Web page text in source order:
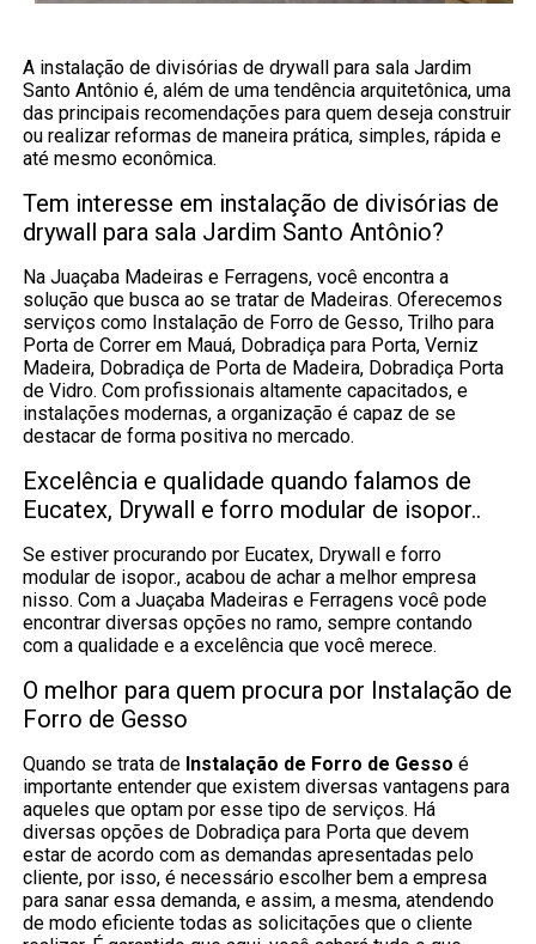
A instalação de divisórias de drywall para sala Jardim
Santo Antônio é, além de uma tendência arquitetônica, uma
das principais recomendações para quem deseja construir
ou realizar reformas de maneira prática, simples, rápida e
até mesmo econômica.
Tem interesse em instalação de divisórias de
drywall para sala Jardim Santo Antônio?
Na Juaçaba Madeiras e Ferragens, você encontra a
solução que busca ao se tratar de Madeiras. Oferecemos
serviços como Instalação de Forro de Gesso, Trilho para
Porta de Correr em Mauá, Dobradiça para Porta, Verniz
Madeira, Dobradiça de Porta de Madeira, Dobradiça Porta
de Vidro. Com profissionais altamente capacitados, e
instalações modernas, a organização é capaz de se
destacar de forma positiva no mercado.
Excelência e qualidade quando falamos de
Eucatex, Drywall e forro modular de isopor..
Se estiver procurando por Eucatex, Drywall e forro
modular de isopor., acabou de achar a melhor empresa
nisso. Com a Juaçaba Madeiras e Ferragens você pode
encontrar diversas opções no ramo, sempre contando
com a qualidade e a excelência que você merece.
O melhor para quem procura por Instalação de
Forro de Gesso
Quando se trata de Instalação de Forro de Gesso é
importante entender que existem diversas vantagens para
aqueles que optam por esse tipo de serviços. Há
diversas opções de Dobradiça para Porta que devem
estar de acordo com as demandas apresentadas pelo
cliente, por isso, é necessário escolher bem a empresa
para sanar essa demanda, e assim, a mesma, atendendo
de modo eficiente todas as solicitações que o cliente